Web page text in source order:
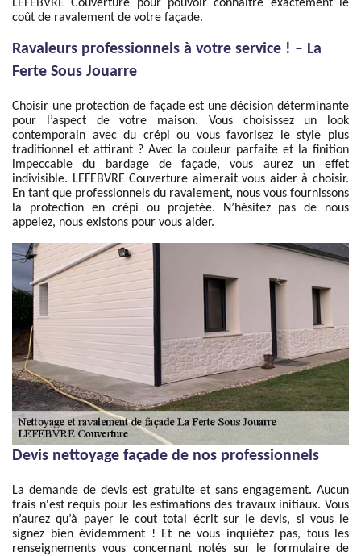
LEFEBVRE Couverture pour pouvoir connaitre exactement le
coût de ravalement de votre façade.
Ravaleurs professionnels à votre service ! – La
Ferte Sous Jouarre
Choisir une protection de façade est une décision déterminante
pour l’aspect de votre maison. Vous choisissez un look
contemporain avec du crépi ou vous favorisez le style plus
traditionnel et attirant ? Avec la couleur parfaite et la finition
impeccable du bardage de façade, vous aurez un effet
indivisible. LEFEBVRE Couverture aimerait vous aider à choisir.
En tant que professionnels du ravalement, nous vous fournissons
la protection en crépi ou projetée. N’hésitez pas de nous
appelez, nous existons pour vous aider.
Devis nettoyage façade de nos professionnels
La demande de devis est gratuite et sans engagement. Aucun
frais n'est requis pour les estimations des travaux initiaux. Vous
n’aurez qu’à payer le cout total écrit sur le devis, si vous le
signez bien évidemment ! Et ne vous inquiétez pas, tous les
renseignements vous concernant notés sur le formulaire de